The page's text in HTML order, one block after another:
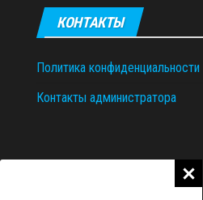
КОНТАКТЫ
Политика конфиденциальности
Контакты администратора